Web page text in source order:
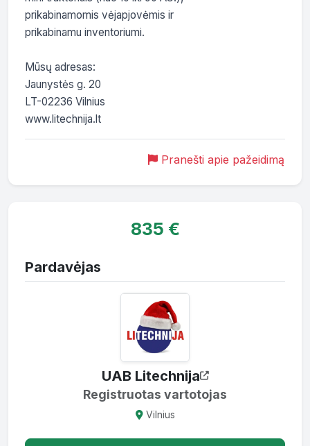
prikabinamomis vėjapjovėmis ir
prikabinamu inventoriumi.
Mūsų adresas:
Jaunystės g. 20
LT-02236 Vilnius
www.litechnija.lt
Pranešti apie pažeidimą
835 €
Pardavėjas
UAB Litechnija
Registruotas vartotojas
Vilnius